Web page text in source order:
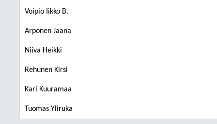
Voipio Iikko B.
Arponen Jaana
Niiva Heikki
Rehunen Kirsi
Kari Kuuramaa
Tuomas Yliruka